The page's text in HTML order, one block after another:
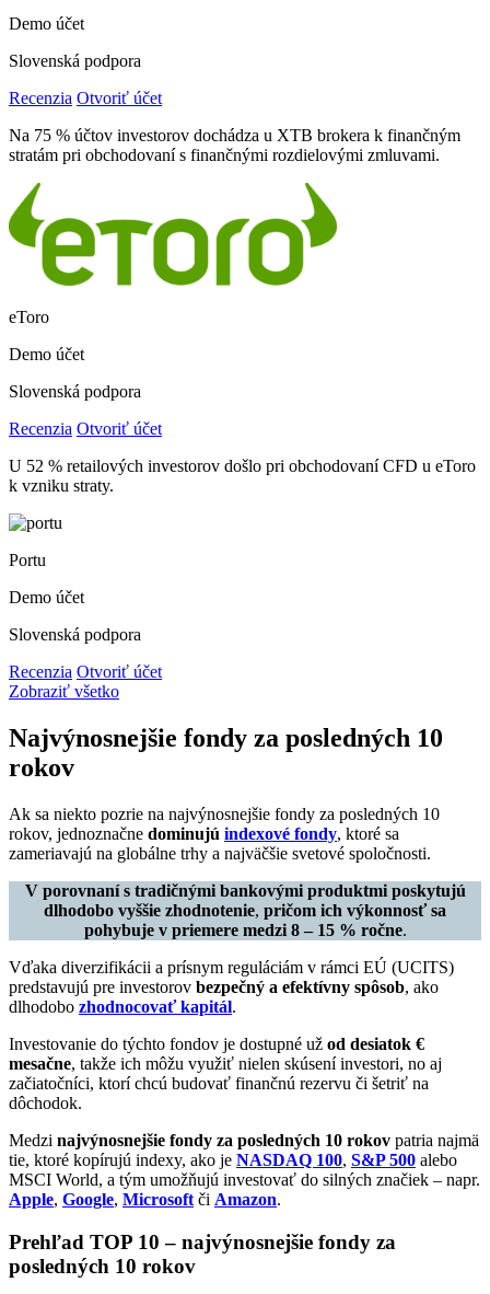
Demo účet
Slovenská podpora
Recenzia Otvoriť účet
Na 75 % účtov investorov dochádza u XTB brokera k finančným
stratám pri obchodovaní s finančnými rozdielovými zmluvami.
eToro
Demo účet
Slovenská podpora
Recenzia Otvoriť účet
U 52 % retailových investorov došlo pri obchodovaní CFD u eToro
k vzniku straty.
Portu
Demo účet
Slovenská podpora
Recenzia Otvoriť účet
Zobraziť všetko
Najvýnosnejšie fondy za posledných 10
rokov
Ak sa niekto pozrie na najvýnosnejšie fondy za posledných 10
rokov, jednoznačne dominujú indexové fondy, ktoré sa
zameriavajú na globálne trhy a najväčšie svetové spoločnosti.
V porovnaní s tradičnými bankovými produktmi poskytujú
dlhodobo vyššie zhodnotenie, pričom ich výkonnosť sa
pohybuje v priemere medzi 8 – 15 % ročne.
Vďaka diverzifikácii a prísnym reguláciám v rámci EÚ (UCITS)
predstavujú pre investorov bezpečný a efektívny spôsob, ako
dlhodobo zhodnocovať kapitál.
Investovanie do týchto fondov je dostupné už od desiatok €
mesačne, takže ich môžu využiť nielen skúsení investori, no aj
začiatočníci, ktorí chcú budovať finančnú rezervu či šetriť na
dôchodok.
Medzi najvýnosnejšie fondy za posledných 10 rokov patria najmä
tie, ktoré kopírujú indexy, ako je NASDAQ 100, S&P 500 alebo
MSCI World, a tým umožňujú investovať do silných značiek – napr.
Apple, Google, Microsoft či Amazon.
Prehľad TOP 10 – najvýnosnejšie fondy za
posledných 10 rokov